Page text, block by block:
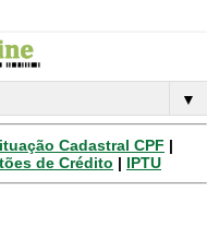
▼
Cadastral CPF |
de Crédito | IPTU